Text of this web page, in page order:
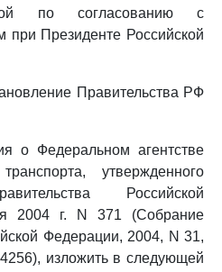
по согласованию с
при Президенте Российской
Правительства РФ
о Федеральном агентстве
утвержденного
Российской
2004 г. N 371 (Собрание
Федерации, 2004, N 31,
изложить в следующей